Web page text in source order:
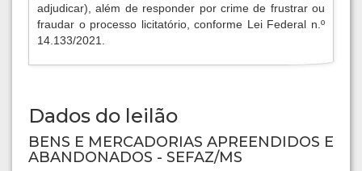
adjudicar), além de responder por crime de frustrar ou
fraudar o processo licitatório, conforme Lei Federal n.º
14.133/2021.
Dados do leilão
BENS E MERCADORIAS APREENDIDOS E
ABANDONADOS - SEFAZ/MS